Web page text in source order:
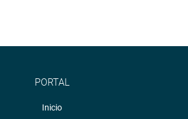
PORTAL
Inicio